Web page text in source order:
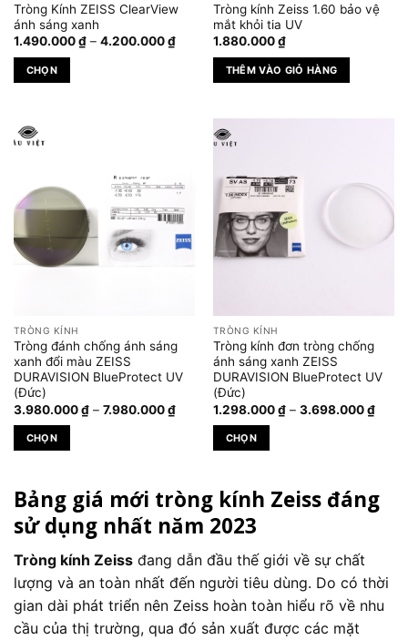
Tròng Kính ZEISS ClearView
ánh sáng xanh
1.490.000₫ – 4.200.000₫Khoảng
giá:
1.490.000 ₫
CHỌN
này
có
biến
thể.
tùy
chọn
chọn
trên
trang
sản
phẩm
Tròng kính Zeiss 1.60 bảo vệ
mắt khỏi tia UV
1.880.000₫
THÊM VÀO GIỎ HÀNG
TRÒNG KÍNH
Tròng đánh chống ánh sáng
xanh đổi màu ZEISS
DURAVISION BlueProtect UV
(Đức)
3.980.000₫ – 7.980.000₫Khoảng
giá:
3.980.000 ₫
CHỌN
này
nhiều
biến
thể.
Các
tùy
chọn
TRÒNG KÍNH
Tròng kính đơn tròng chống
ánh sáng xanh ZEISS
DURAVISION BlueProtect UV
(Đức)
1.298.000₫ – 3.698.000₫
giá:
CHỌN
này
có
nhiều
biến
thể.
Các
tùy
chọn
Bảng giá mới tròng kính Zeiss đáng
sử dụng nhất năm 2023
Tròng kính Zeiss đang dẫn đầu thế giới về sự chất
lượng và an toàn nhất đến người tiêu dùng. Do có thời
gian dài phát triển nên Zeiss hoàn toàn hiểu rõ về nhu
cầu của thị trường, qua đó sản xuất được các mặt